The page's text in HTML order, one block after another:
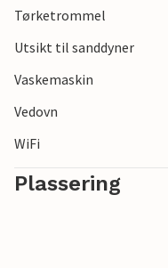
Tørketrommel
Utsikt til sanddyner
Vaskemaskin
Vedovn
WiFi
Plassering